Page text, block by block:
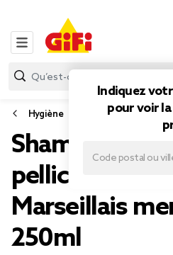
Indiquez
pour voir
Hygiène
Shampoing anti
pelliculaire Le
Marseillais
250ml